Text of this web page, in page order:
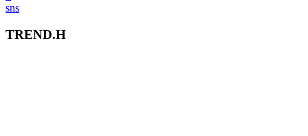
sns
TREND.H